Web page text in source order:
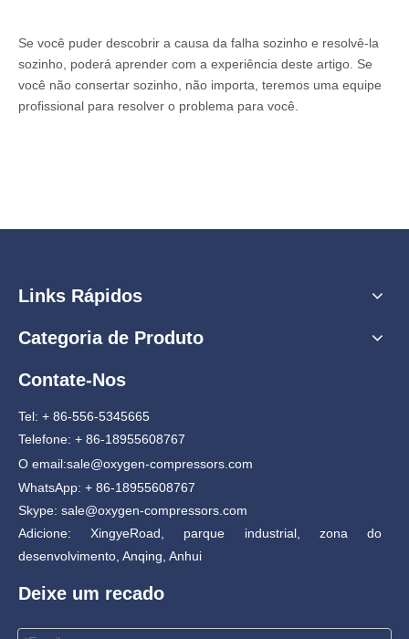
Se você puder descobrir a causa da falha sozinho e resolvê-la
sozinho, poderá aprender com a experiência deste artigo. Se
você não consertar sozinho, não importa, teremos uma equipe
profissional para resolver o problema para você.
Links Rápidos
Categoria de Produto
Contate-Nos
Tel: + 86-556-5345665
Telefone: + 86-18955608767
O email:sale@oxygen-compressors.com
WhatsApp: + 86-18955608767
Skype: sale@oxygen-compressors.com
Adicione: XingyeRoad, parque industrial, zona do
desenvolvimento, Anqing, Anhui
Deixe um recado